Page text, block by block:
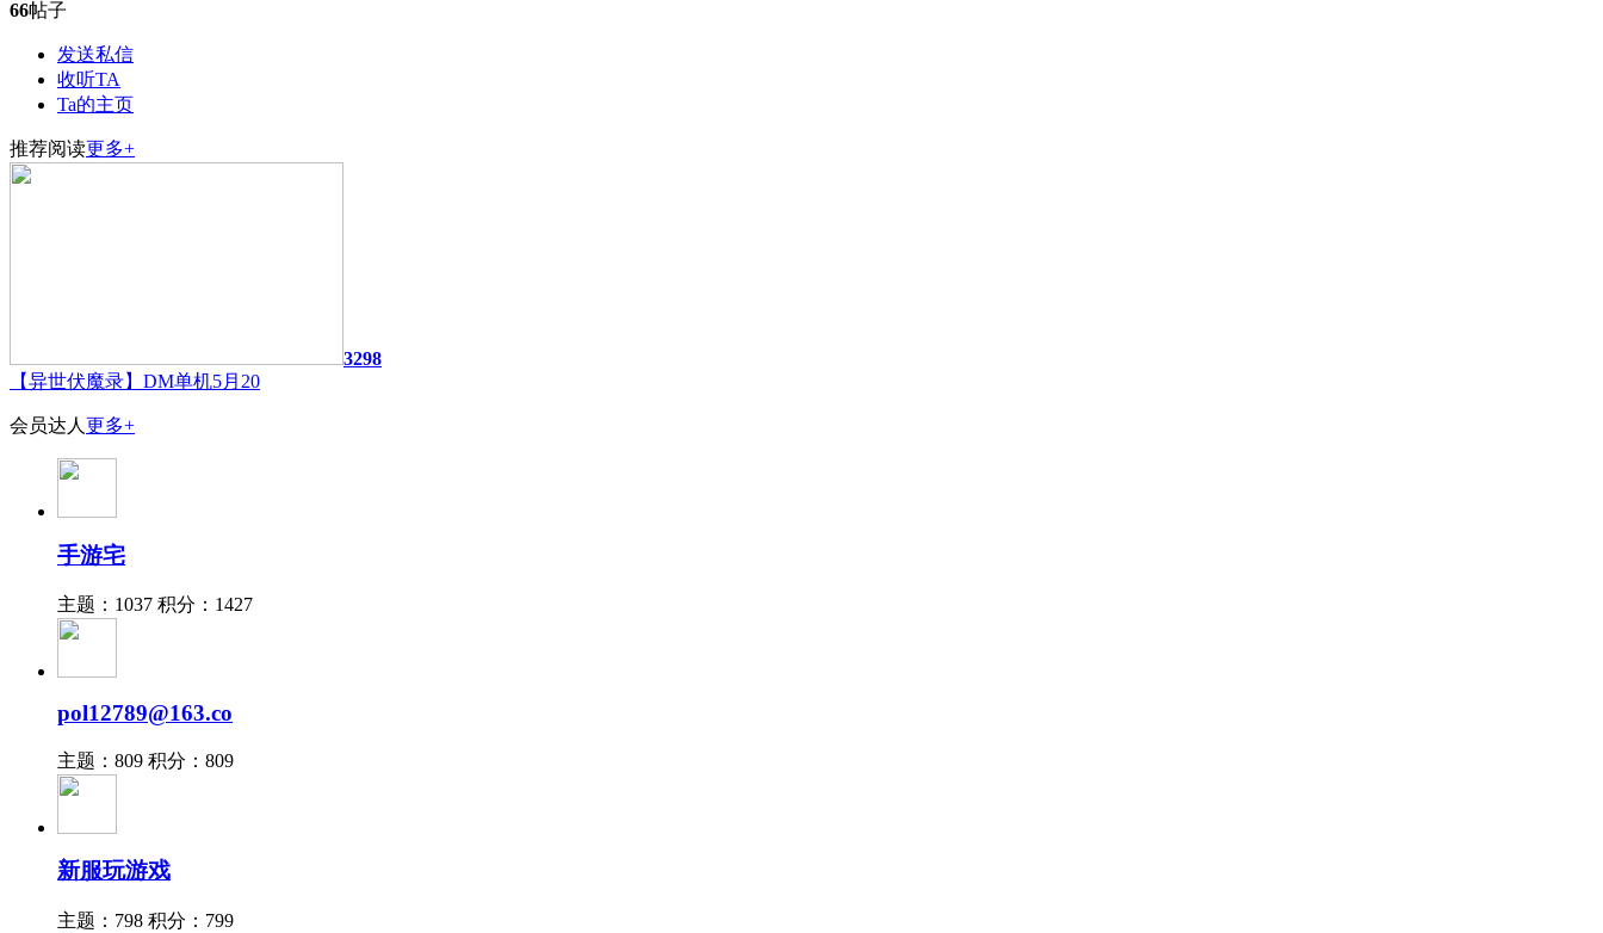
66帖子
发送私信
收听TA
Ta的主页
推荐阅读更多+
3298
【异世伏魔录】DM单机5月20
会员达人 更多+
手游宅
主题：1037 积分：1427
pol12789@163.co
主题：809 积分：809
新服玩游戏
主题：798 积分：799